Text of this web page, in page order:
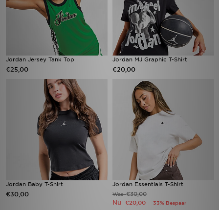
Jordan Jersey Tank Top
€25,00
Jordan MJ Graphic T-Shirt
€20,00
Jordan Baby T-Shirt
€30,00
Jordan Essentials T-Shirt
Was€30,00
Nu €20,00 33% Bespaar